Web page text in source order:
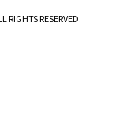
RESERVED.